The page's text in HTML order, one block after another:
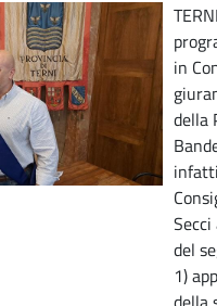
in
della
del
1)